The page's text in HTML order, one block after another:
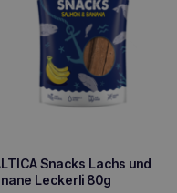
Snacks Lachs und
Leckerli 80g